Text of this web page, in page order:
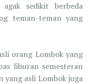
sedikit berbeda
teman-teman yang
orang Lombok yang
liburan semesteran
yang asli Lombok juga